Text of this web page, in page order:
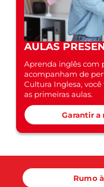
AULAS
Aprenda inglês com
acompanham de
Cultura Inglesa,
as primeiras aulas.
Garantir a
Rumo